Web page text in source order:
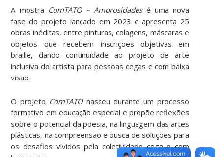
A mostra ComTATO – Amorosidadesé uma nova
fase do projeto lançado em 2023 e apresenta 25
obras inéditas, entre pinturas, colagens, máscaras e
objetos que recebem inscrições objetivas em
braille, dando continuidade ao projeto de arte
inclusiva do artista para pessoas cegas e com baixa
visão.
O projeto ComTATOnasceu durante um processo
formativo em educação especial e propõe reflexões
sobre o potencial da poesia, na linguagem das artes
plásticas, na compreensão e busca de soluções para
os desafios vividos pela coletividade cega e com